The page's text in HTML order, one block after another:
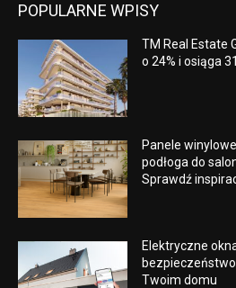
POPULARNE WPISY
TM Real Estate
o 24% i osiąga
Panele
podłoga do
Sprawdź
Elektryczne
Twoim domu